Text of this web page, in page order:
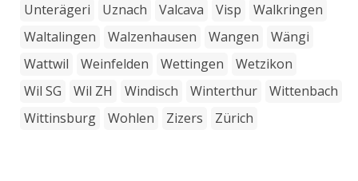
Unterägeri
Uznach Valcava Visp
Walkringen
Waltalingen
Walzenhausen Wangen
Wängi
Wattwil
Weinfelden Wettingen
Wetzikon
Wil SG
Wil ZH Windisch Winterthur
Wittenbach
Wittinsburg
Wohlen Zizers Zürich